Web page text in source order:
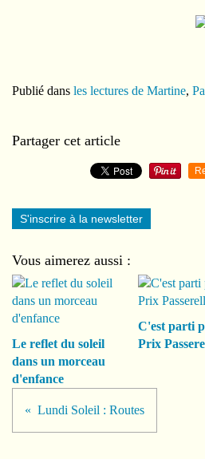
Publié dans les lectures de Martine,
Partager cet article
S'inscrire à la newsletter
Vous aimerez aussi :
Le reflet du soleil
dans un morceau
d'enfance
C'est parti
Prix
Lundi Soleil : Routes